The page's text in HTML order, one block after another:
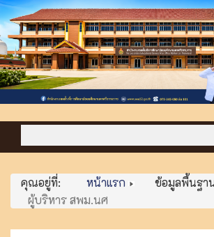
คุณอยู่ที่: หน้าแรก ข้อมูลพื้นฐา
ผู้บริหาร สพม.นศ